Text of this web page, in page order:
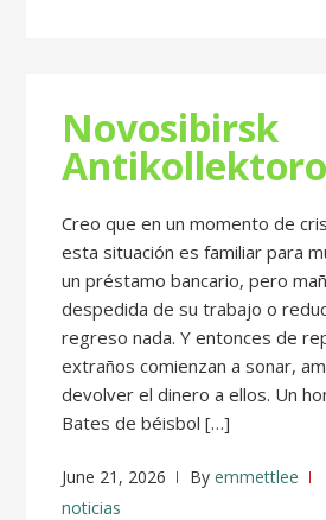
Novosibirsk
Creo que en un momento de
esta situación es familiar para
un préstamo bancario, pero
despedida de su trabajo o
regreso nada. Y entonces de
extraños comienzan a sonar,
devolver el dinero a ellos. Un
Bates de béisbol […]
June 21, 2026 Byemmettlee
noticias